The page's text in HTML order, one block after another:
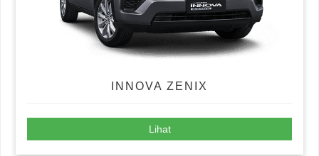
INNOVA ZENIX
Lihat